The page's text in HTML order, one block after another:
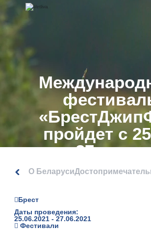
пройдет с
27 июня
О Беларуси
Брест
Даты проведения:
25.06.2021 - 27.06.2021
Фестивали